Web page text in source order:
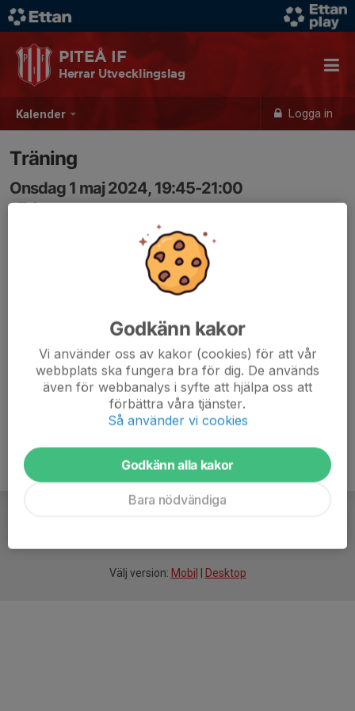
Kalender Logga in
PITEÅ IF
Herrar Utvecklingslag
Träning
Onsdag 1 maj 2024, 19:45-21:00
LF Arena
Välj version: Mobil Desktop
Godkänn kakor
Vi använder oss av kakor (cookies) för att vår
webbplats ska fungera bra för dig. De används
även för webbanalys i syfte att hjälpa oss att
förbättra våra tjänster.
Så använder vi cookies
Godkänn alla kakor
Bara nödvändiga